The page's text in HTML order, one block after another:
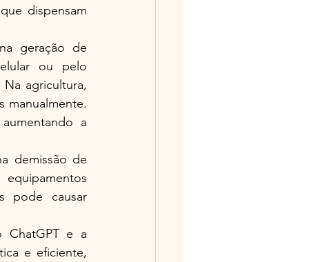
dispensam
geração de
ou pelo
agricultura,
manualmente.
a
demissão de
pode causar
ChatGPT e a
e eficiente,